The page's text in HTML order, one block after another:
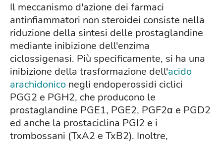
Il meccanismo d'azione dei farmaci
antinfiammatori non steroidei consiste nella
riduzione della sintesi delle prostaglandine
mediante inibizione dell'enzima
ciclossigenasi. Più specificamente, si ha una
inibizione della trasformazione dell'acido
arachidonico negli endoperossidi ciclici
PGG2 e PGH2, che producono le
prostaglandine PGE1, PGE2, PGF2α e PGD2
ed anche la prostaciclina PGI2 e i
trombossani (TxA2 e TxB2). Inoltre,